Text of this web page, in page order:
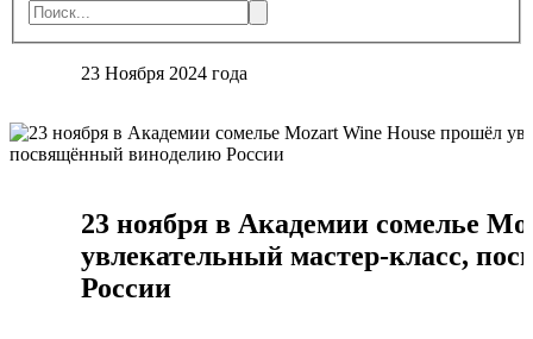
23 Ноября 2024 года
23 ноября в Академии сомелье
увлекательный мастер-класс,
России